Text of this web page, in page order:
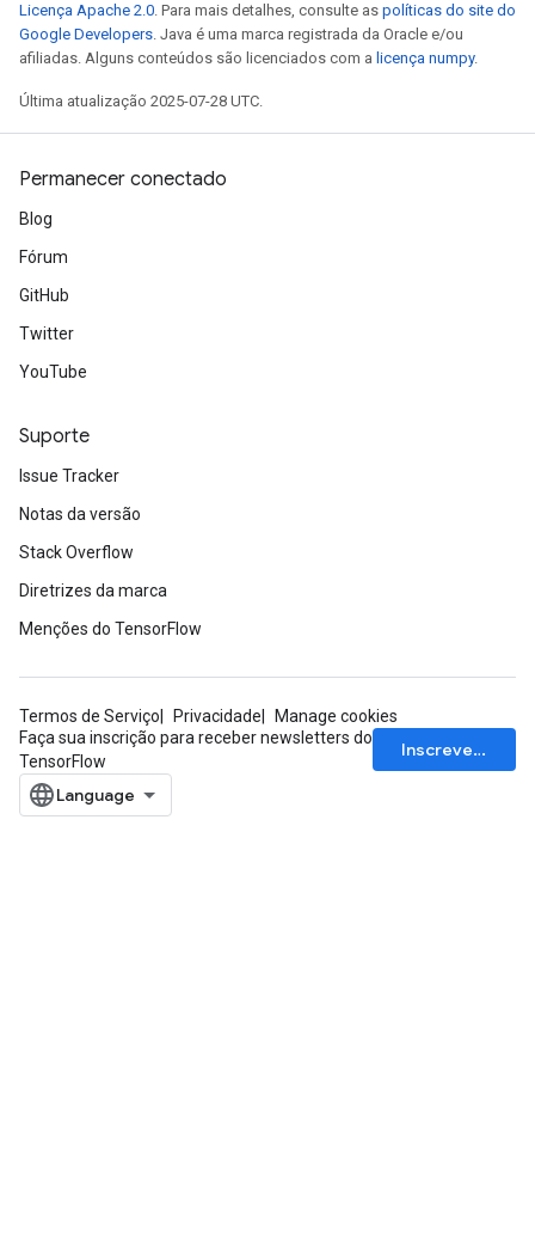
Licença Apache 2.0. Para mais detalhes, consulte as políticas do site do
Google Developers. Java é uma marca registrada da Oracle e/ou
afiliadas. Alguns conteúdos são licenciados com a licença numpy.
Última atualização 2025-07-28 UTC.
Permanecer conectado
Blog
Fórum
GitHub
Twitter
YouTube
Suporte
Issue Tracker
Notas da versão
Stack Overflow
Diretrizes da marca
Menções do TensorFlow
Termos de Serviço Privacidade
Manage cookies
Faça sua inscrição para receber newsletters do
TensorFlow
Inscrever-se